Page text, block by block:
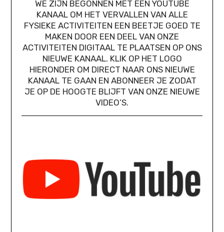
WE ZIJN BEGONNEN MET EEN YOUTUBE
KANAAL OM HET VERVALLEN VAN ALLE
FYSIEKE ACTIVITEITEN EEN BEETJE GOED TE
MAKEN DOOR EEN DEEL VAN ONZE
ACTIVITEITEN DIGITAAL TE PLAATSEN OP ONS
NIEUWE KANAAL. KLIK OP HET LOGO
HIERONDER OM DIRECT NAAR ONS NIEUWE
KANAAL TE GAAN EN ABONNEER JE ZODAT
JE OP DE HOOGTE BLIJFT VAN ONZE NIEUWE
VIDEO’S.